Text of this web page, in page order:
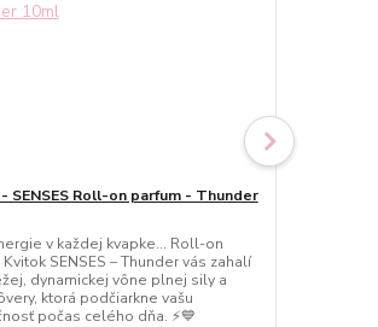
SENSES Roll-on parfum - Thunder
v každej kvapke… Roll-on
SENSES – Thunder vás zahalí
dynamickej vône plnej sily a
ktorá podčiarkne vašu
počas celého dňa. ⚡💙